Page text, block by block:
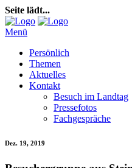
Seite lädt...
Menü
Persönlich
Themen
Aktuelles
Kontakt
Besuch im Landtag
Pressefotos
Fachgespräche
Dez. 19, 2019